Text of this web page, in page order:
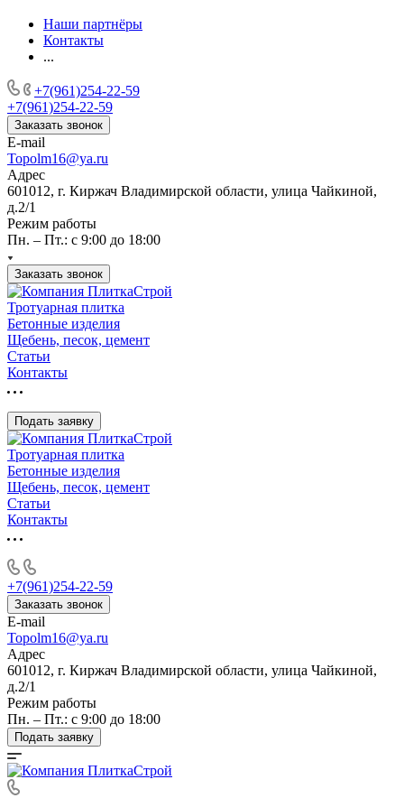
Наши партнёры
Контакты
...
+7(961)254-22-59
+7(961)254-22-59
Заказать звонок
E-mail
Topolm16@ya.ru
Адрес
601012, г. Киржач Владимирской области, улица Чайкиной,
д.2/1
Режим работы
Пн. – Пт.: с 9:00 до 18:00
Заказать звонок
Тротуарная плитка
Бетонные изделия
Щебень, песок, цемент
Статьи
Контакты
Подать заявку
Тротуарная плитка
Бетонные изделия
Щебень, песок, цемент
Статьи
Контакты
+7(961)254-22-59
Заказать звонок
E-mail
Topolm16@ya.ru
Адрес
601012, г. Киржач Владимирской области, улица Чайкиной,
д.2/1
Режим работы
Пн. – Пт.: с 9:00 до 18:00
Подать заявку